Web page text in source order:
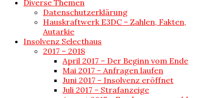
Diverse Themen
Datenschutzerklärung
Hauskraftwerk E3DC – Zahlen, Fakten,
Autarkie
Insolvenz Selecthaus
2017 – 2018
April 2017 – Der Beginn vom Ende
Mai 2017 – Anfragen laufen
Juni 2017 – Insolvenz eröffnet
Juli 2017 – Strafanzeige